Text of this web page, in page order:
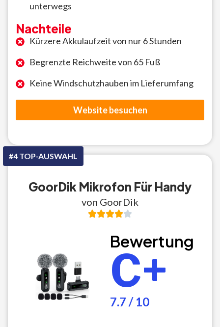
unterwegs
Nachteile
Kürzere Akkulaufzeit von nur 6 Stunden
Begrenzte Reichweite von 65 Fuß
Keine Windschutzhauben im Lieferumfang
Website besuchen
#4 TOP-AUSWAHL
GoorDik Mikrofon Für Handy
von GoorDik
Bewertung
C+
7.7 / 10